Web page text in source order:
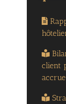
client
accrue